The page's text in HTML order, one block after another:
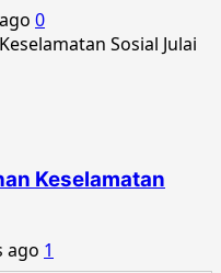
0
Keselamatan
ago 1